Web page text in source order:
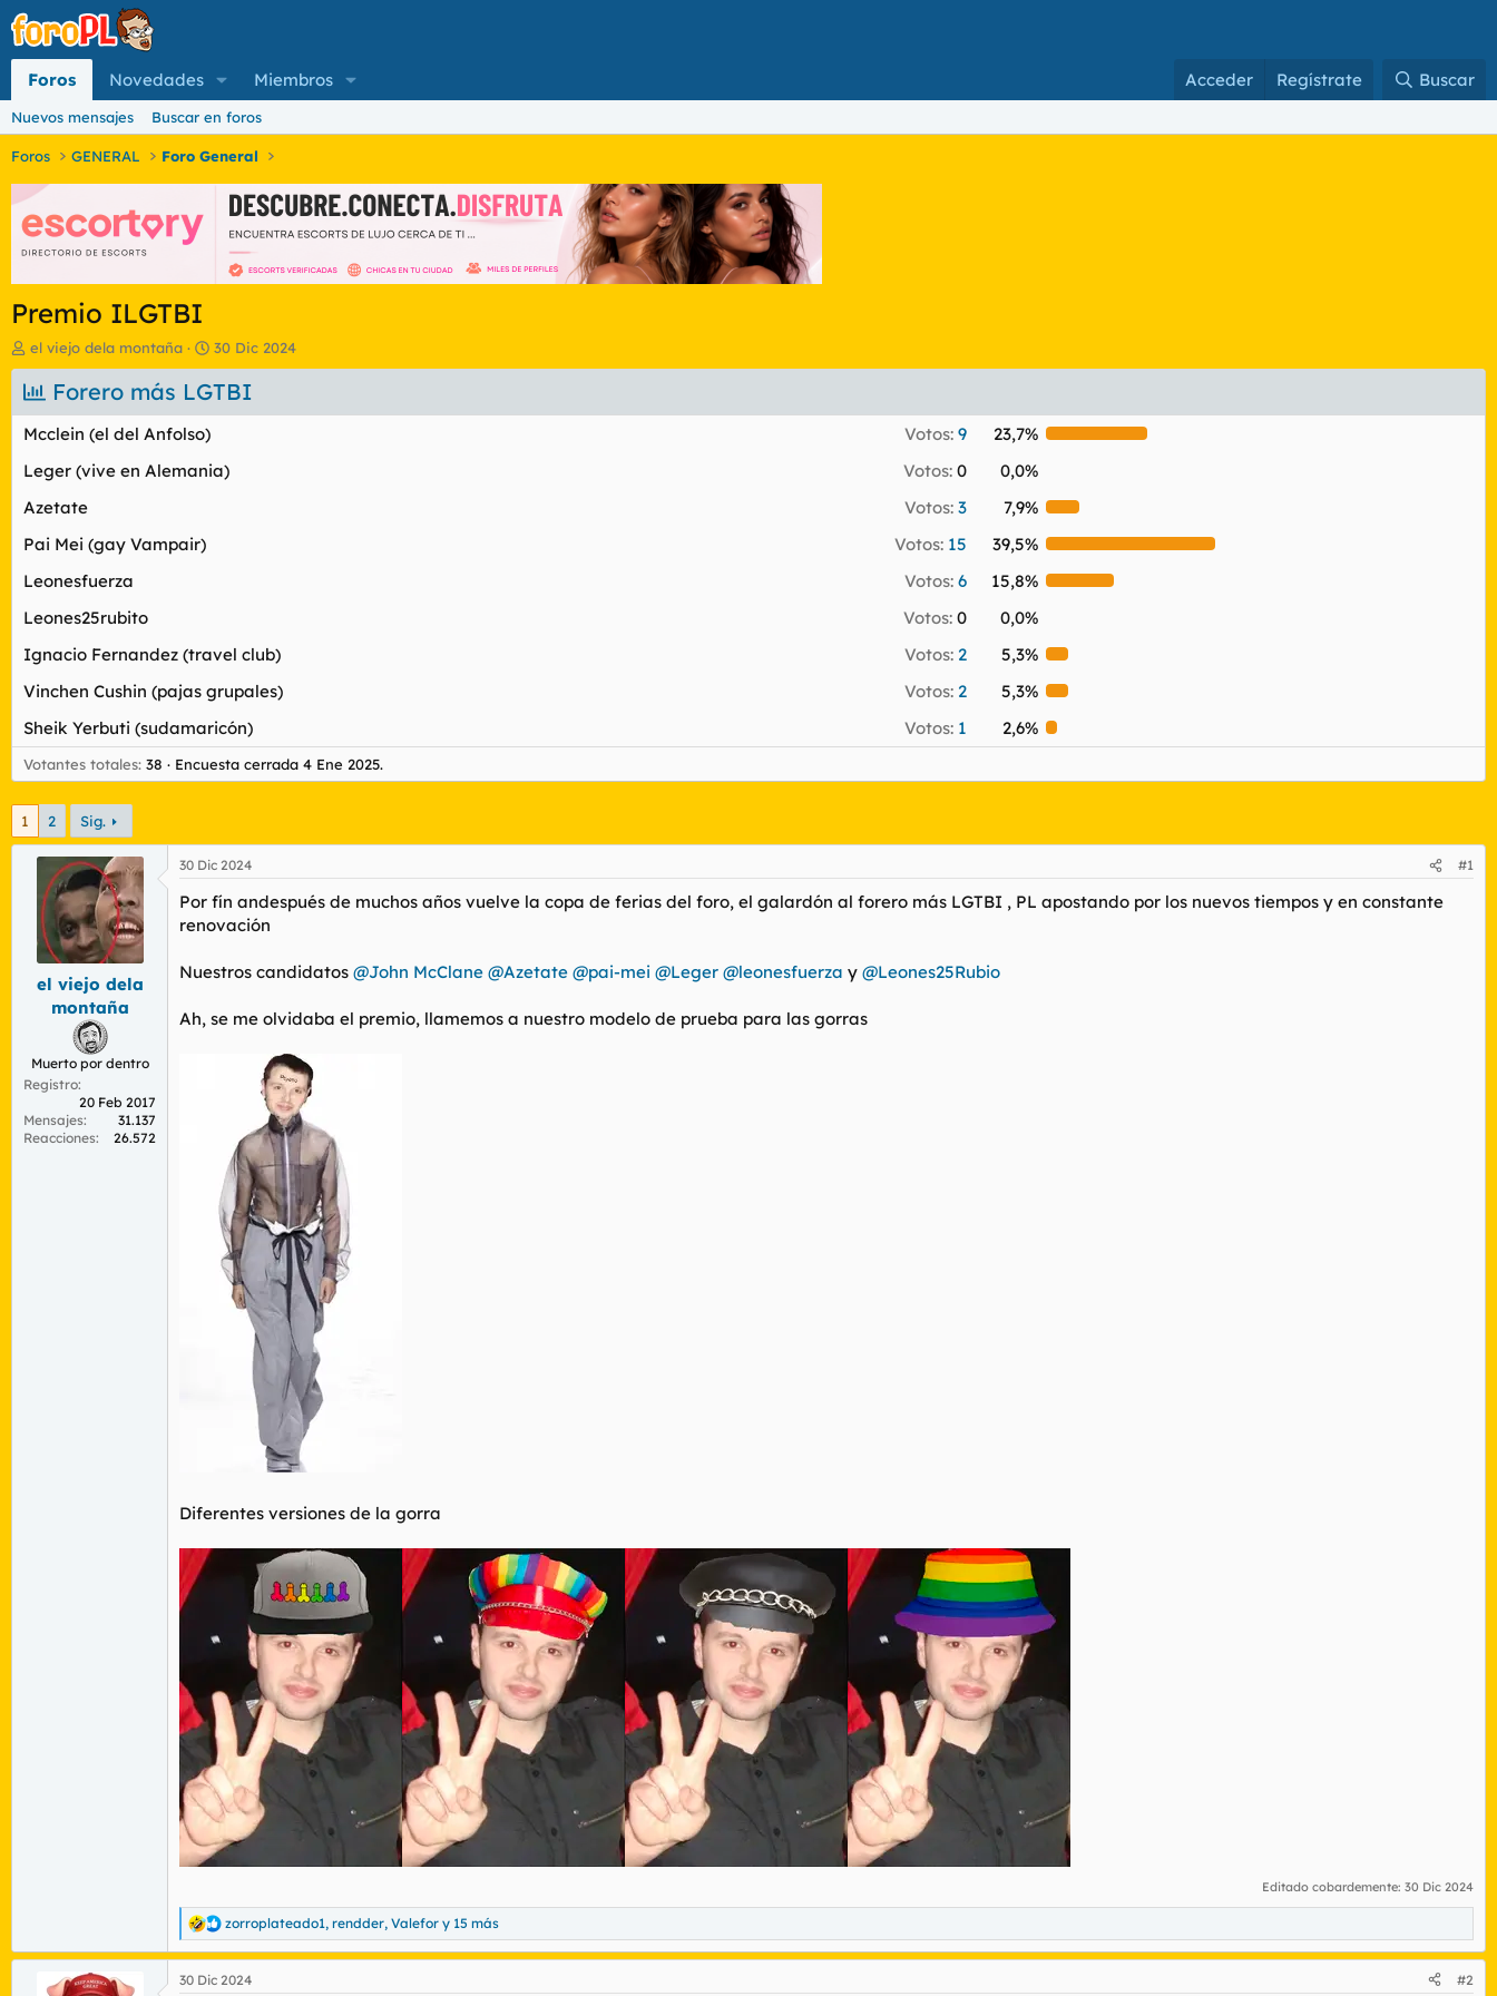
Foros Novedades Miembros Acceder Regístrate Buscar
Nuevos mensajes Buscar en foros
Foros GENERAL Foro General
Premio ILGTBI
I
n
i
c
i
d
r
e
t
m
a
el viejo dela montaña
F
e
c
e
30 Dic 2024
Forero más LGTBI
Mcclein (el del Anfolso) Votos: 9
23,7%
Leger (vive en Alemania)
Votos: 0
0,0%
Azetate
Votos: 3
7,9%
Pai Mei (gay Vampair)
Votos: 15
39,5%
Leonesfuerza
Votos: 6
15,8%
Leones25rubito
Votos: 0
0,0%
Ignacio Fernandez (travel club)
Votos: 2
5,3%
Vinchen Cushin (pajas grupales)
Votos: 2
5,3%
Sheik Yerbuti (sudamaricón)
Votos: 1 2,6%
Votantes totales 38 Encuesta cerrada 4 Ene 2025.
1 2 Sig.
el viejo dela
montaña
Muerto por dentro
Registro
20 Feb 2017
Mensajes
31.137
Reacciones
26.572
30 Dic 2024 #1
Por fín andespués de muchos años vuelve la copa de ferias del foro, el galardón al forero más LGTBI , PL apostando por los nuevos tiempos y en constante
renovación
Nuestros candidatos @John McClane @Azetate @pai-mei @Leger @leonesfuerza y @Leones25Rubio
Ah, se me olvidaba el premio, llamemos a nuestro modelo de prueba para las gorras
Diferentes versiones de la gorra
Editado cobardemente: 30 Dic 2024
R
e
a
c
zorroplateado1, rendder, Valefor y 15 más
30 Dic 2024 #2